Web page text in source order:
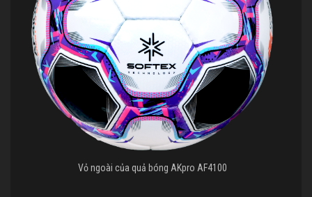
Vỏ ngoài của quả bóng AKpro AF4100